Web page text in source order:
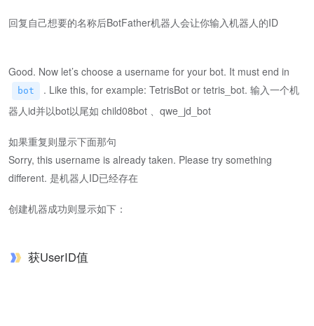
回复自己想要的名称后BotFather机器人会让你输入机器人的ID
Good. Now let’s choose a username for your bot. It must end in
bot
. Like this, for example: TetrisBot or tetris_bot. 输入一个机
器人id并以bot以尾如 child08bot 、qwe_jd_bot
如果重复则显示下面那句
Sorry, this username is already taken. Please try something
different. 是机器人ID已经存在
创建机器成功则显示如下：
获UserID值